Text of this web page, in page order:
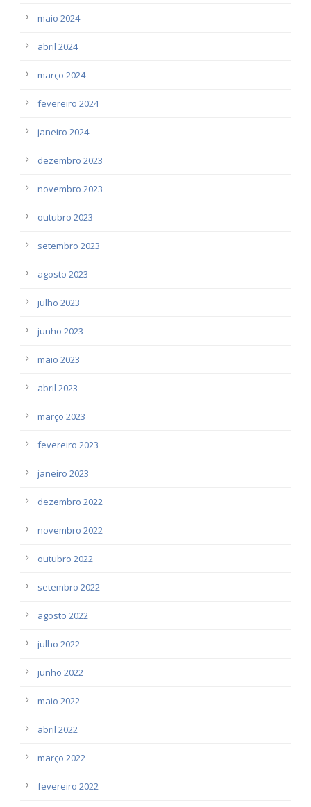
maio 2024
abril 2024
março 2024
fevereiro 2024
janeiro 2024
dezembro 2023
novembro 2023
outubro 2023
setembro 2023
agosto 2023
julho 2023
junho 2023
maio 2023
abril 2023
março 2023
fevereiro 2023
janeiro 2023
dezembro 2022
novembro 2022
outubro 2022
setembro 2022
agosto 2022
julho 2022
junho 2022
maio 2022
abril 2022
março 2022
fevereiro 2022